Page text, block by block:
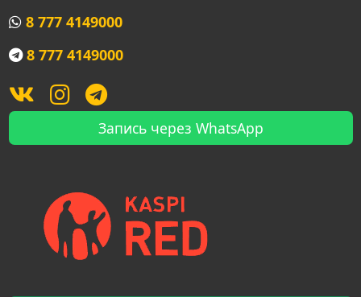
8 777 4149000
8 777 4149000
Запись через WhatsApp